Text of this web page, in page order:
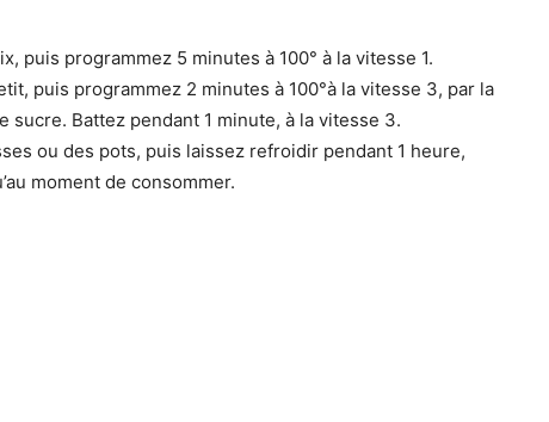
puis programmez 5 minutes à 100° à la vitesse 1.
puis programmez 2 minutes à 100°à la vitesse 3, par la
sucre. Battez pendant 1 minute, à la vitesse 3.
ou des pots, puis laissez refroidir pendant 1 heure,
moment de consommer.